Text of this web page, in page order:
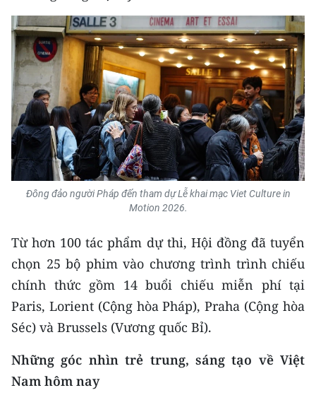
Ảnh
Infographic
TIN MỚI
TIN ĐỊA PHƯƠNG
Trung du và miền núi phía Bắc
Đồng bằng sông Hồng
Bắc Trung Bộ
Duyên hải Nam Trung Bộ và Tây
Nguyên
Đông Nam Bộ
Chuyên trang Hà Nội
Đông đảo người Pháp đến tham dự Lễ khai mạc Viet Culture in
Motion 2026.
Từ hơn 100 tác phẩm dự thi, Hội đồng đã tuyển
chọn 25 bộ phim vào chương trình trình chiếu
chính thức gồm 14 buổi chiếu miễn phí tại
Paris, Lorient (Cộng hòa Pháp), Praha (Cộng hòa
Séc) và Brussels (Vương quốc Bỉ).
Những góc nhìn trẻ trung, sáng tạo về Việt
Nam hôm nay